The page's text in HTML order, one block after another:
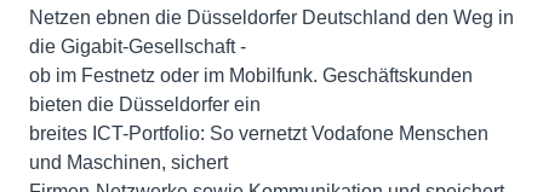
Netzen ebnen die Düsseldorfer Deutschland den Weg in
die Gigabit-Gesellschaft -
ob im Festnetz oder im Mobilfunk. Geschäftskunden
bieten die Düsseldorfer ein
breites ICT-Portfolio: So vernetzt Vodafone Menschen
und Maschinen, sichert